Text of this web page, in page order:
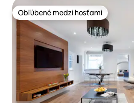
Obľúbené medzi hosťami
Obľúbené medzi hosťami